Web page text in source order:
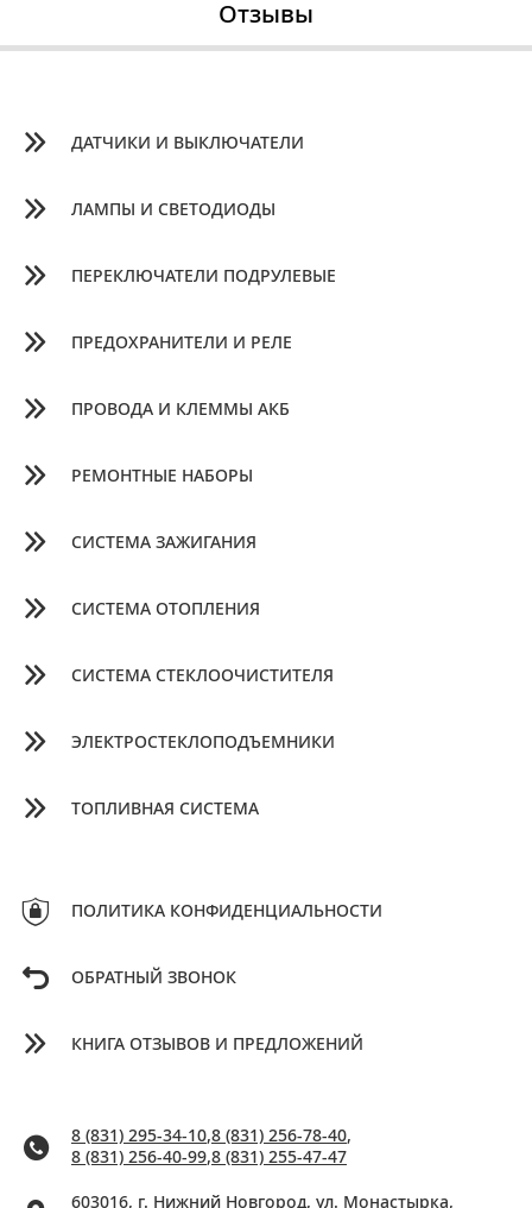
Отзывы
ДАТЧИКИ И ВЫКЛЮЧАТЕЛИ
ЛАМПЫ И СВЕТОДИОДЫ
ПЕРЕКЛЮЧАТЕЛИ ПОДРУЛЕВЫЕ
ПРЕДОХРАНИТЕЛИ И РЕЛЕ
ПРОВОДА И КЛЕММЫ АКБ
РЕМОНТНЫЕ НАБОРЫ
СИСТЕМА ЗАЖИГАНИЯ
СИСТЕМА ОТОПЛЕНИЯ
СИСТЕМА СТЕКЛООЧИСТИТЕЛЯ
ЭЛЕКТРОСТЕКЛОПОДЪЕМНИКИ
ТОПЛИВНАЯ СИСТЕМА
ПОЛИТИКА КОНФИДЕНЦИАЛЬНОСТИ
ОБРАТНЫЙ ЗВОНОК
КНИГА ОТЗЫВОВ И ПРЕДЛОЖЕНИЙ
8 (831) 295-34-10,8 (831) 256-78-40,
8 (831) 256-40-99,8 (831) 255-47-47
603016, г. Нижний Новгород, ул. Монастырка,